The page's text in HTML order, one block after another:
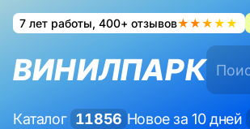
7 лет работы, 400+ отзывов★★★★★
ВИНИЛПАРК
Каталог 11856 Новое за 10 дней